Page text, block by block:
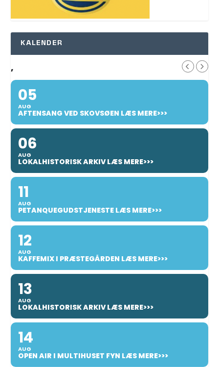
KALENDER
,
05
AUG
AFTENSANG VED SKOVSØEN LÆS MERE>>>
06
AUG
LOKALHISTORISK ARKIV LÆS MERE>>>
11
AUG
PETANQUEGUDSTJENESTE LÆS MERE>>>
12
AUG
KAFFEMIX I PRÆSTEGÅRDEN LÆS MERE>>>
13
AUG
LOKALHISTORISK ARKIV LÆS MERE>>>
14
AUG
OPEN AIR I MULTIHUSET FYN LÆS MERE>>>